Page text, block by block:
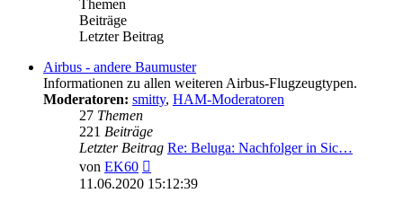
Themen
Beiträge
Letzter Beitrag
Airbus - andere Baumuster
Informationen zu allen weiteren Airbus-Flugzeugtypen.
Moderatoren: smitty, HAM-Moderatoren
27 Themen
221 Beiträge
Letzter Beitrag Re: Beluga: Nachfolger in Sic…
von EK60
Beitrag
11.06.2020 15:12:39